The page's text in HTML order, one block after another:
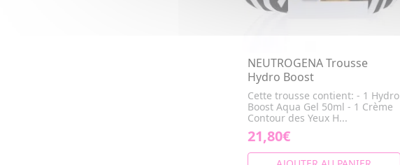
NEUTROGENA Trousse
Hydro Boost
Cette trousse contient: - 1 Hydro
Boost Aqua Gel 50ml - 1 Crème
Contour des Yeux H...
21,80€